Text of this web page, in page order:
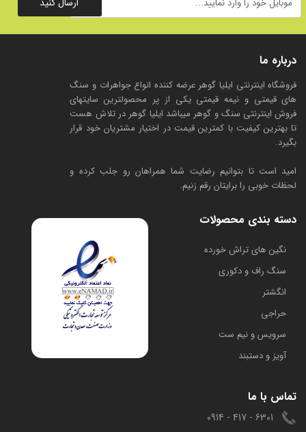
درباره ما
فروشگاه اینترنتی ایلیا گوهر عرضه کننده انواع جواهرات و سنگ
های قیمتی و نیمه قیمتی یکی از پر محصولترین سایتهای
فروش اینترنتی سنگ و گوهر میباشد ایلیا گوهر در تلاش هست
تا بهترین کیفیت با کمترین قیمت در اختیار مشتریان خود قرار
بگیرد.
امید است تا بتوانیم رضایت شما همراهان رو جلب کرده و
لحظات خوبی را برایتان رقم زنیم.
دسته بندی محصولات
​نگین های تراش خورده
سنگ راف و دکوری
انگشتر
حراجی
سرویس و نیم ست
آویز و دستبند
تماس با ما
6301 - 417 - 0914